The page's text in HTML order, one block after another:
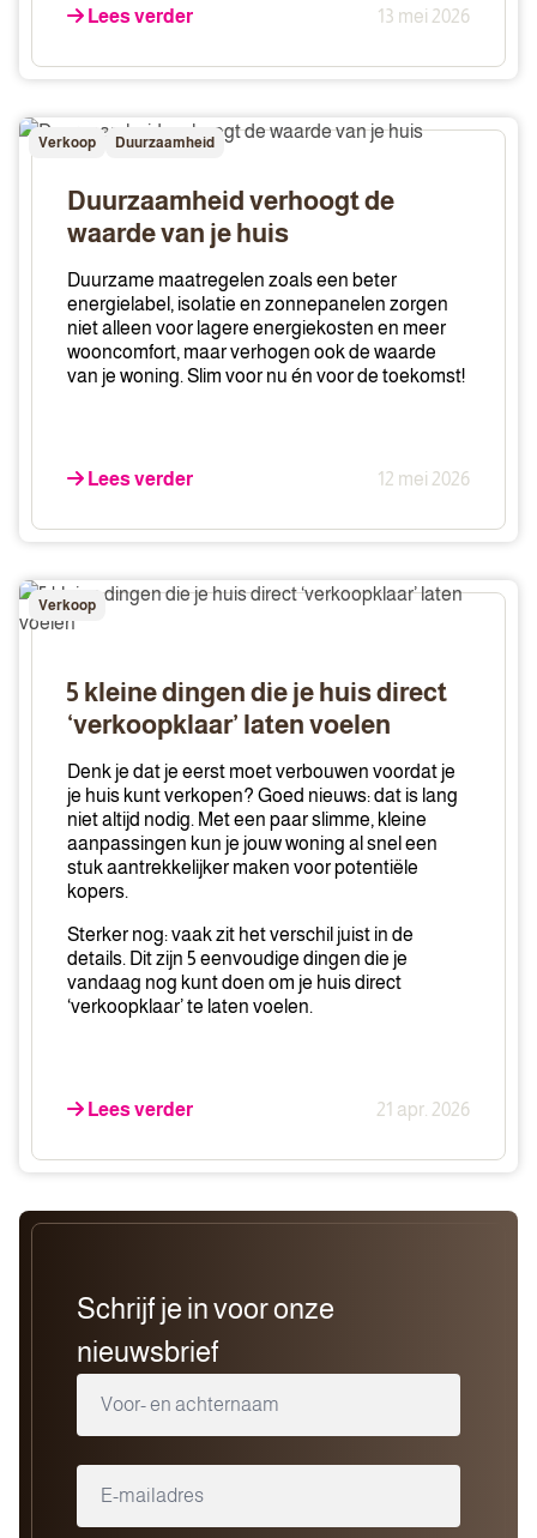
Lees verder 13 mei 2026
Duurzaamheid
verhoogt
waarde
Verkoop Duurzaamheid
Duurzaamheid verhoogt de
waarde van je huis
Duurzame maatregelen zoals een beter
energielabel, isolatie en zonnepanelen zorgen
niet alleen voor lagere energiekosten en meer
wooncomfort, maar verhogen ook de waarde
van je woning. Slim voor nu én voor de toekomst!
Lees verder 12 mei 2026
5
kleine
‘verkoopklaar’
voelen
Verkoop
5 kleine dingen die je huis direct
‘verkoopklaar’ laten voelen
Denk je dat je eerst moet verbouwen voordat je
je huis kunt verkopen? Goed nieuws: dat is lang
niet altijd nodig. Met een paar slimme, kleine
aanpassingen kun je jouw woning al snel een
stuk aantrekkelijker maken voor potentiële
kopers.
Sterker nog: vaak zit het verschil juist in de
details. Dit zijn 5 eenvoudige dingen die je
vandaag nog kunt doen om je huis direct
‘verkoopklaar’ te laten voelen.
Lees verder 21 apr. 2026
Schrijf je in voor onze
nieuwsbrief